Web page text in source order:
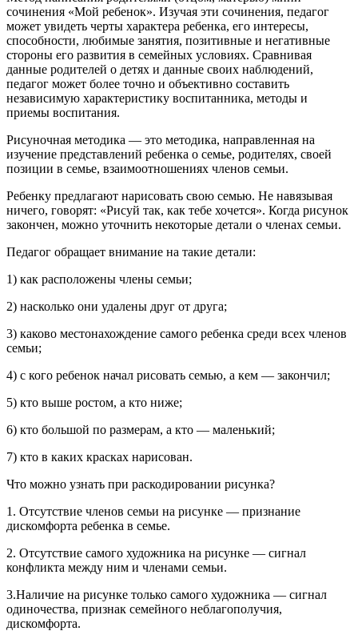
сочинения «Мой ребенок». Изучая эти сочинения, педагог
может увидеть черты характера ребенка, его интересы,
способности, любимые занятия, позитивные и негативные
стороны его развития в семейных условиях. Сравнивая
данные родителей о детях и данные своих наблюдений,
педагог может более точно и объективно составить
независимую характеристику воспитанника, методы и
приемы воспитания.
Рисуночная методика — это методика, направленная на
изучение представлений ребенка о семье, родителях, своей
позиции в семье, взаимоотношениях членов семьи.
Ребенку предлагают нарисовать свою семью. Не навязывая
ничего, говорят: «Рисуй так, как тебе хочется». Когда рисунок
закончен, можно уточнить некоторые детали о членах семьи.
Педагог обращает внимание на такие детали:
1) как расположены члены семьи;
2) насколько они удалены друг от друга;
3) каково местонахождение самого ребенка среди всех членов
семьи;
4) с кого ребенок начал рисовать семью, а кем — закончил;
5) кто выше ростом, а кто ниже;
6) кто большой по размерам, а кто — маленький;
7) кто в каких красках нарисован.
Что можно узнать при раскодировании рисунка?
1. Отсутствие членов семьи на рисунке — признание
дискомфорта ребенка в семье.
2. Отсутствие самого художника на рисунке — сигнал
конфликта между ним и членами семьи.
3.Наличие на рисунке только самого художника — сигнал
одиночества, признак семейного неблагополучия,
дискомфорта.